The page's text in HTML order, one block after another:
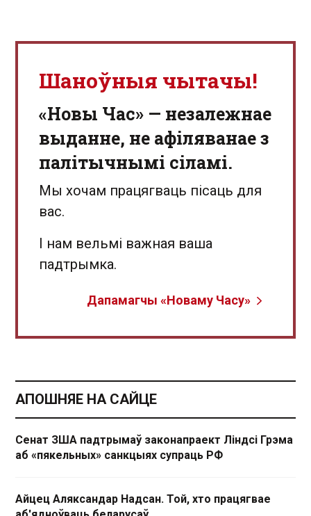
Шаноўныя чытачы!
«Новы Час» — незалежнае
выданне, не афіляванае з
палітычнымі сіламі.
Мы хочам працягваць пісаць для
вас.
І нам вельмі важная ваша
падтрымка.
Дапамагчы «Новаму Часу»
АПОШНЯЕ НА САЙЦЕ
Сенат ЗША падтрымаў законапраект Ліндсі Грэма
аб «пякельных» санкцыях супраць РФ
Айцец Аляксандар Надсан. Той, хто працягвае